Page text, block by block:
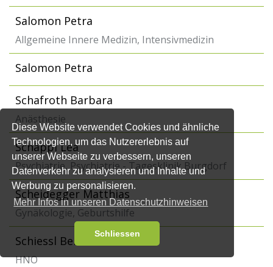
Diese Website verwendet Cookies und ähnliche
Technologien, um das Nutzererlebnis auf
unserer Webseite zu verbessern, unseren
Datenverkehr zu analysieren und Inhalte und
Werbung zu personalisieren.
Mehr Infos in unseren Datenschutzhinweisen
Schliessen
Salomon Petra
Allgemeine Innere Medizin, Intensivmedizin
Salomon Petra
Schafroth Barbara
Anästhesie
Schäppi Lea
Psychiatrie, Psychiatrie - Tagesklinik Burgdorf
Scheidegger Matthias
Gynäkologie, Geburtshilfe
Schiessl Bernard
HNO